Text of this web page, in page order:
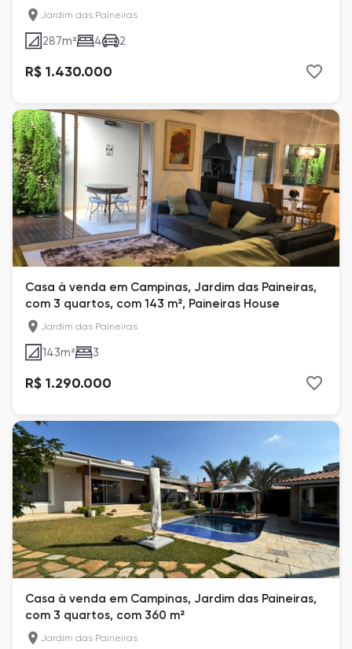
Jardim das Paineiras
287m² 4 2
R$ 1.430.000
Casa à venda em Campinas, Jardim das Paineiras,
com 3 quartos, com 143 m², Paineiras House
Jardim das Paineiras
143m² 3
R$ 1.290.000
Casa à venda em Campinas, Jardim das Paineiras,
com 3 quartos, com 360 m²
Jardim das Paineiras